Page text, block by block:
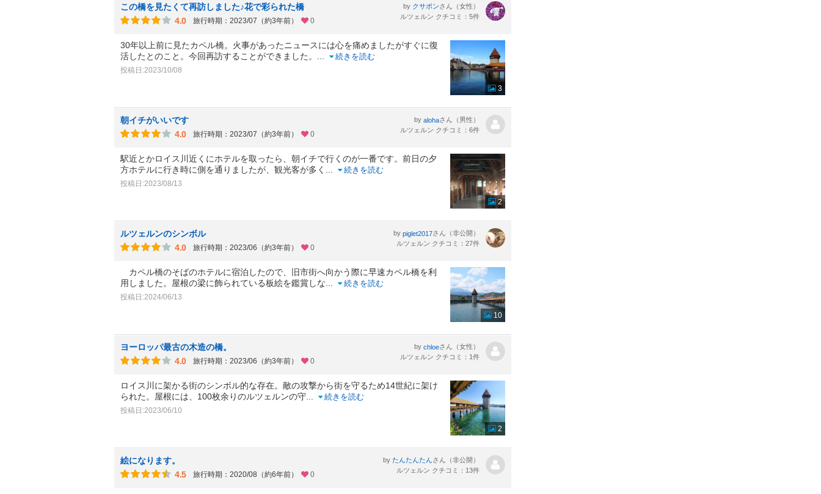
この橋を見たくて再訪しました♪花で彩られた橋
4.0
旅行時期：2023/07（約3年前） 0
by クサポンさん（女性）
ルツェルン クチコミ：5件
30年以上前に見たカペル橋。火事があったニュースには心を痛めましたがすぐに復
活したとのこと。今回再訪することができました。
続きを読む
投稿日:2023/10/08
3
朝イチがいいです
4.0
旅行時期：2023/07（約3年前） 0
by alohaさん（男性）
ルツェルン クチコミ：6件
駅近とかロイス川近くにホテルを取ったら、朝イチで行くのが一番です。前日の夕
方ホテルに行き時に側を通りましたが、観光客が多く
続きを読む
投稿日:2023/08/13
2
ルツェルンのシンボル
4.0
旅行時期：2023/06（約3年前） 0
by piglet2017さん（非公開）
ルツェルン クチコミ：27件
カペル橋のそばのホテルに宿泊したので、旧市街へ向かう際に早速カペル橋を利
用しました。屋根の梁に飾られている板絵を鑑賞しな
続きを読む
投稿日:2024/06/13
10
ヨーロッパ最古の木造の橋。
4.0
旅行時期：2023/06（約3年前） 0
by chloeさん（女性）
ルツェルン クチコミ：1件
ロイス川に架かる街のシンボル的な存在。敵の攻撃から街を守るため14世紀に架け
られた。屋根には、100枚余りのルツェルンの守
続きを読む
投稿日:2023/06/10
2
絵になります。
4.5
旅行時期：2020/08（約6年前） 0
by たんたんたんさん（非公開）
ルツェルン クチコミ：13件